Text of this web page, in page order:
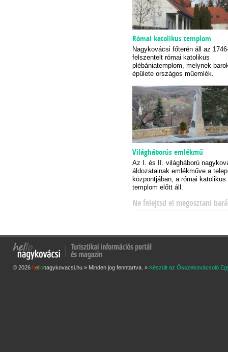
Római katolikus templom
Nagykovácsi főterén áll az
felszentelt római katolikus
plébániatemplom, melynek
épülete országos műemlék.
Világháborús emlékmű
Az I. és II. világháború
áldozatainak emlékműve a
központjában, a római katolikus
templom előtt áll.
Ne felejtsd el megosztani
© 2026 hellonagykovacsi.hu » Minden jog fenntartva. » Készült az Összekovácsoló